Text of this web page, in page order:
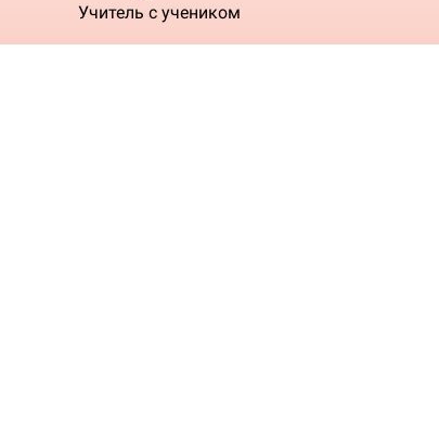
Учитель с учеником